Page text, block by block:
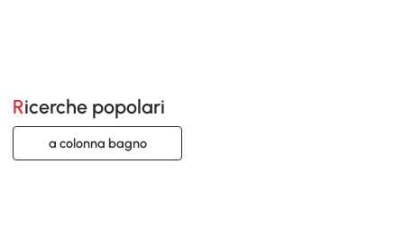
Ricerche popolari
a colonna bagno